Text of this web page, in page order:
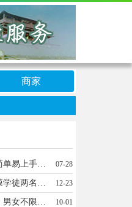
商家
招聘主播可不出镜没经验可培训简单易上手保底工资3000年龄18到35联系方式18632926825 07-28
宁晋尼克蜗壳汽车服务招洗美贴膜学徒两名管住中午管饭电话 19803297766 12-23
县城学校招聘主厨、帮厨各一名，男女不限，要求身体健康，年龄60周岁以下，干净利索，电话：19933222700 10-01